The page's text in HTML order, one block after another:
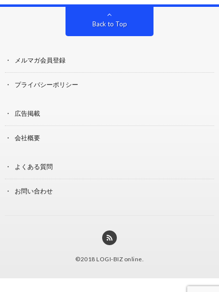
Back to Top
メルマガ会員登録
プライバシーポリシー
広告掲載
会社概要
よくある質問
お問い合わせ
©2018 LOGI-BIZ online.